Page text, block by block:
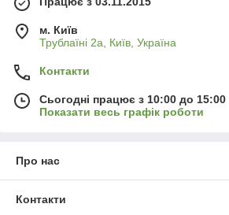
м. Київ
Трублаїні 2а, Київ, Україна
Контакти
Сьогодні працює з 10:00 до 15:00
Показати весь графік роботи
Про нас
Контакти